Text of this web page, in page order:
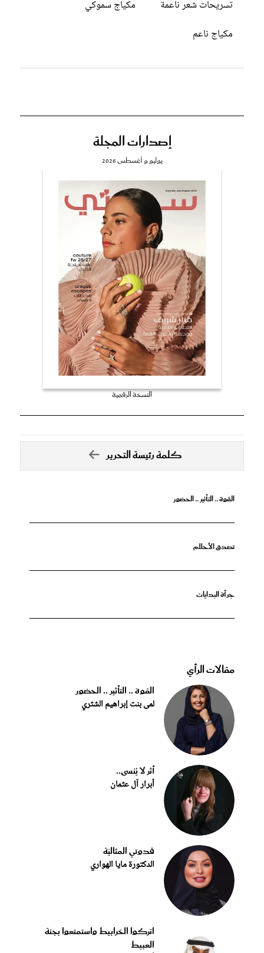
تسريحات شعر ناعمة
مكياج سموكي
مكياج ناعم
إصدارات المجلة
يوليو و أغسطس 2026
النسخة الرقمية
كلمة رئيسة التحرير
القوة .. التأثير .. الحضور
تصدق الأحلام
جرأة البدايات
مقالات الرأي
القوة .. التأثير .. الحضور
لمى بنت إبراهيم الشثري
أثر لا يُنسى..
أبرار آل عثمان
قدوتي المثاليّة
الدكتورة مايا الهواري
اتركوا الخرابيط واستمتعوا بجنة
العبيط